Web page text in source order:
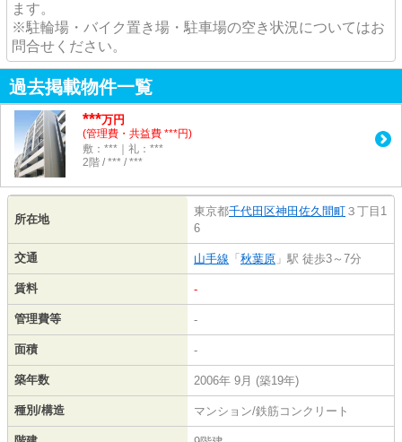
ます。
※駐輪場・バイク置き場・駐車場の空き状況についてはお
問合せください。
過去掲載物件一覧
***万円
(管理費・共益費 ***円)
敷：***｜礼：***
2階 / *** / ***
所在地
東京都千代田区神田佐久間町 ３丁目1
6
交通 山手線 「 秋葉原 」駅 徒歩3～7分
賃料 -
管理費等 -
面積 -
築年数 2006年 9月 (築19年)
種別/構造 マンション/鉄筋コンクリート